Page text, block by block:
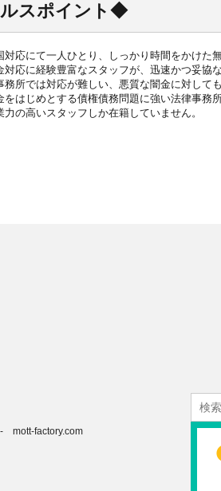
ルスポイント◆
対応にて一人ひとり、しっかり時間をかけた無
対応に経験豊富なスタッフが、迅速かつ妥協
務所では対応が難しい、悪質な闇金に対しても
をはじめとする債権債務問題に強い法律事務所
力の高いスタッフしか在籍していません。
mott-factory.com